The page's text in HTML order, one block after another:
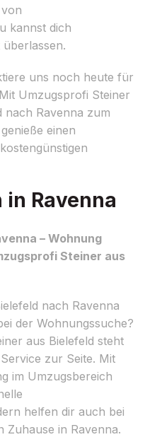
kannst dich
uns noch heute für
Umzugsprofi Steiner
nach Ravenna zum
einen
Ravenna
– Wohnung
Steiner aus
nach Ravenna
der Wohnungssuche?
aus Bielefeld steht
zur Seite. Mit
im Umzugsbereich
helfen dir auch bei
Zuhause in Ravenna.